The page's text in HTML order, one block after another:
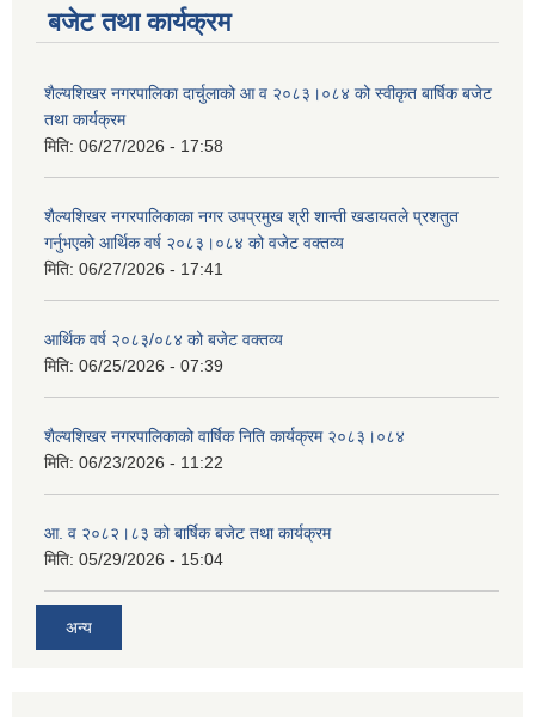
बजेट तथा कार्यक्रम
शैल्यशिखर नगरपालिका दार्चुलाको आ व २०८३।०८४ को स्वीकृत बार्षिक बजेट
तथा कार्यक्रम
मिति: 06/27/2026 - 17:58
शैल्यशिखर नगरपालिकाका नगर उपप्रमुख श्री शान्ती खडायतले प्रशतुत
गर्नुभएको आर्थिक वर्ष २०८३।०८४ को वजेट वक्तव्य
मिति: 06/27/2026 - 17:41
आर्थिक वर्ष २०८३/०८४ को बजेट वक्तव्य
मिति: 06/25/2026 - 07:39
शैल्यशिखर नगरपालिकाको वार्षिक निति कार्यक्रम २०८३।०८४
मिति: 06/23/2026 - 11:22
आ. व २०८२।८३ को बार्षिक बजेट तथा कार्यक्रम
मिति: 05/29/2026 - 15:04
अन्य